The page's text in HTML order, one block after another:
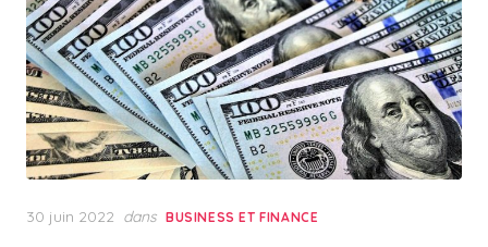
Posted
30 juin 2022 dans BUSINESS ET FINANCE